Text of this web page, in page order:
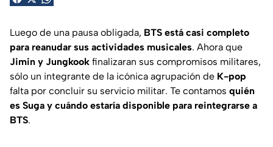
Luego de una pausa obligada, BTS está casi completo
para reanudar sus actividades musicales. Ahora que
Jimin y Jungkook finalizaran sus compromisos militares,
sólo un integrante de la icónica agrupación de K-pop
falta por concluir su servicio militar. Te contamos quién
es Suga y cuándo estaría disponible para reintegrarse a
BTS.